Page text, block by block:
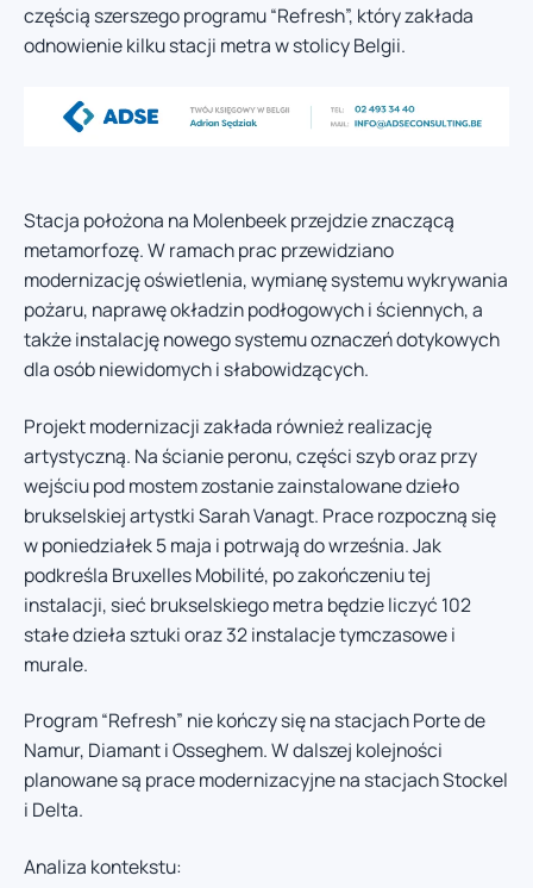
częścią szerszego programu “Refresh”, który zakłada
odnowienie kilku stacji metra w stolicy Belgii.
Stacja położona na Molenbeek przejdzie znaczącą
metamorfozę. W ramach prac przewidziano
modernizację oświetlenia, wymianę systemu wykrywania
pożaru, naprawę okładzin podłogowych i ściennych, a
także instalację nowego systemu oznaczeń dotykowych
dla osób niewidomych i słabowidzących.
Projekt modernizacji zakłada również realizację
artystyczną. Na ścianie peronu, części szyb oraz przy
wejściu pod mostem zostanie zainstalowane dzieło
brukselskiej artystki Sarah Vanagt. Prace rozpoczną się
w poniedziałek 5 maja i potrwają do września. Jak
podkreśla Bruxelles Mobilité, po zakończeniu tej
instalacji, sieć brukselskiego metra będzie liczyć 102
stałe dzieła sztuki oraz 32 instalacje tymczasowe i
murale.
Program “Refresh” nie kończy się na stacjach Porte de
Namur, Diamant i Osseghem. W dalszej kolejności
planowane są prace modernizacyjne na stacjach Stockel
i Delta.
Analiza kontekstu: